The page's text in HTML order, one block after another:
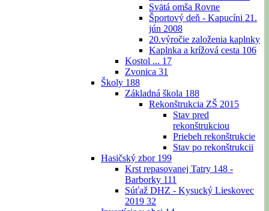
Svätá omša Rovne
Športový deň - Kapucíni 21.
jún 2008
20.výročie založenia kaplnky
Kaplnka a krížová cesta 106
Kostol ... 17
Zvonica 31
Školy 188
Základná škola 188
Rekonštrukcia ZŠ 2015
Stav pred
rekonštrukciou
Priebeh rekonštrukcie
Stav po rekonštrukcii
Hasičský zbor 199
Krst repasovanej Tatry 148 -
Barborky 111
Súťaž DHZ - Kysucký Lieskovec
2019 32